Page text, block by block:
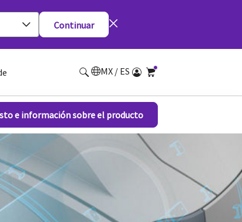
Continuar
MX / ES
e información sobre el producto